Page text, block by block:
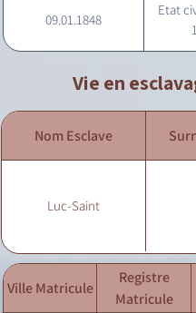
09.01.1848
Etat
Vie en
Nom Esclave
Luc-Saint
Ville Matricule
Registre
Matricule